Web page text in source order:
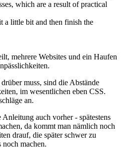
which are a result of practical
a little bit and then finish the
mehrere Websites und ein Haufen
muss, sind die Abstände
im wesentlichen eben CSS.
an.
auch vorher - spätestens
da kommt man nämlich noch
drauf, die später schwer zu
noch machen.